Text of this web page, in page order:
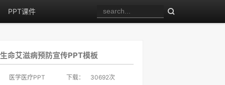
PPT课件
命艾滋病预防宣传PPT模板
医学医疗PPT 下载： 30692次